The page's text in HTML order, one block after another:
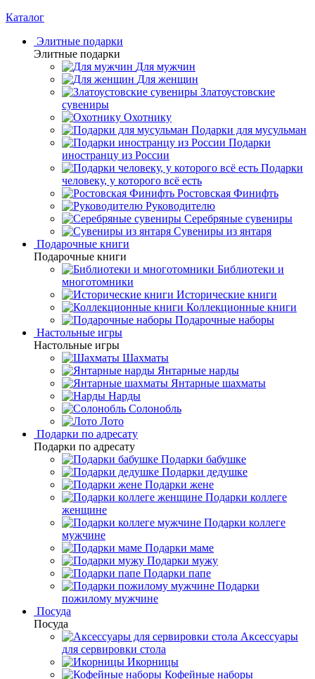
Каталог
Элитные подарки
Элитные подарки
Для мужчин
Для женщин
Златоустовские
сувениры
Охотнику
Подарки для мусульман
Подарки
иностранцу из России
Подарки
человеку, у которого всё есть
Ростовская Финифть
Руководителю
Серебряные сувениры
Сувениры из янтаря
Подарочные книги
Подарочные книги
Библиотеки и
многотомники
Исторические книги
Коллекционные книги
Подарочные наборы
Настольные игры
Настольные игры
Шахматы
Янтарные нарды
Янтарные шахматы
Нарды
Солонобль
Лото
Подарки по адресату
Подарки по адресату
Подарки бабушке
Подарки дедушке
Подарки жене
Подарки коллеге
женщине
Подарки коллеге
мужчине
Подарки маме
Подарки мужу
Подарки папе
Подарки
пожилому мужчине
Посуда
Посуда
Аксессуары
для сервировки стола
Икорницы
Кофейные наборы